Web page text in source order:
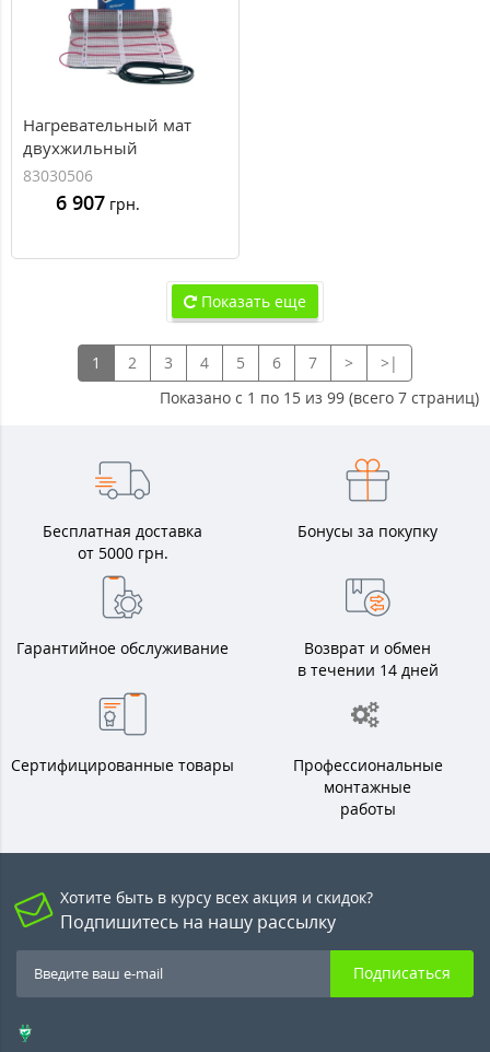
Нагревательный мат
двухжильный
DEVIcomfort 100T (DTIR-
100) 83030506, 185/200
Вт, 2.0 м²
83030506
6 907 грн.
Показать еще
1 2 3 4 5 6 7 >
>|
Показано с 1 по 15 из 99 (всего 7 страниц)
Бесплатная доставка
от 5000 грн.
Бонусы за покупку
Гарантийное обслуживание
Возврат и обмен
в течении 14 дней
Сертифицированные товары
Профессиональные
монтажные
работы
Хотите быть в курсу всех акция и скидок?
Подпишитесь на нашу рассылку
Подписаться